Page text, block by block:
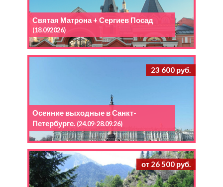
Святая Матрона + Сергиев Посад
(18.092026)
23 600 руб.
Осенние выходные в Санкт-
Петербурге. (24.09-28.09.26)
от 26 500 руб.